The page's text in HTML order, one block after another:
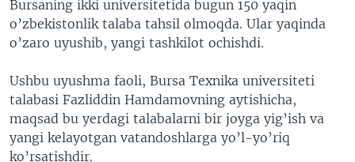
Bursaning ikki universitetida bugun 150 yaqin
o’zbekistonlik talaba tahsil olmoqda. Ular yaqinda
o’zaro uyushib, yangi tashkilot ochishdi.
Ushbu uyushma faoli, Bursa Texnika universiteti
talabasi Fazliddin Hamdamovning aytishicha,
maqsad bu yerdagi talabalarni bir joyga yig’ish va
yangi kelayotgan vatandoshlarga yo’l-yo’riq
ko’rsatishdir.